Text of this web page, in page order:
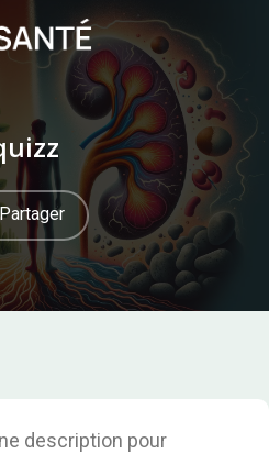
description pour